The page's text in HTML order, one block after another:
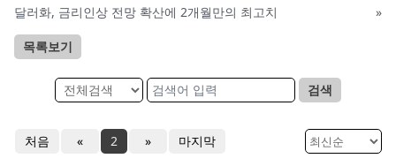
달러화, 금리인상 전망 확산에 2개월만의 최고치
»
목록보기
검색
처음 « 2 » 마지막